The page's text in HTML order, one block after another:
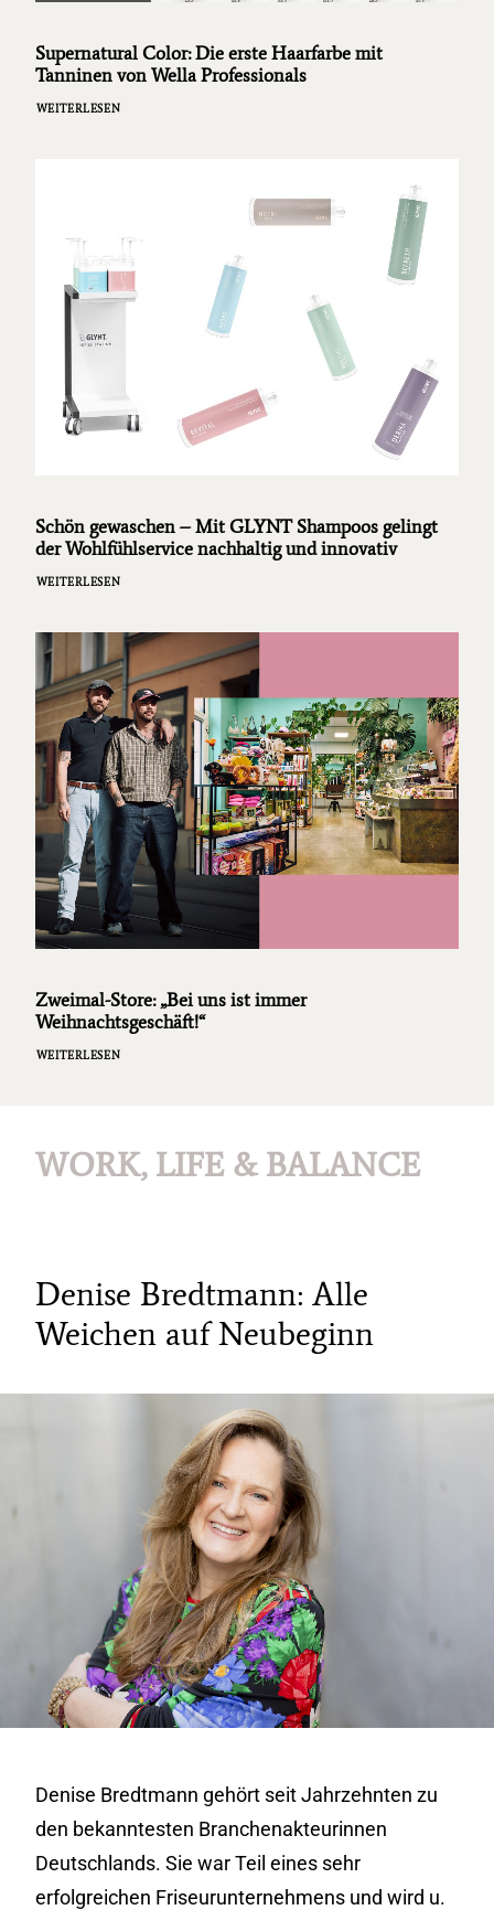
Supernatural Color: Die erste Haarfarbe mit
Tanninen von Wella Professionals
WEITERLESEN
Schön gewaschen – Mit GLYNT Shampoos gelingt
der Wohlfühlservice nachhaltig und innovativ
WEITERLESEN
Zweimal-Store: „Bei uns ist immer
Weihnachtsgeschäft!“
WEITERLESEN
WORK, LIFE & BALANCE
Denise Bredtmann: Alle
Weichen auf Neubeginn
Denise Bredtmann gehört seit Jahrzehnten zu
den bekanntesten Branchenakteurinnen
Deutschlands. Sie war Teil eines sehr
erfolgreichen Friseurunternehmens und wird u.